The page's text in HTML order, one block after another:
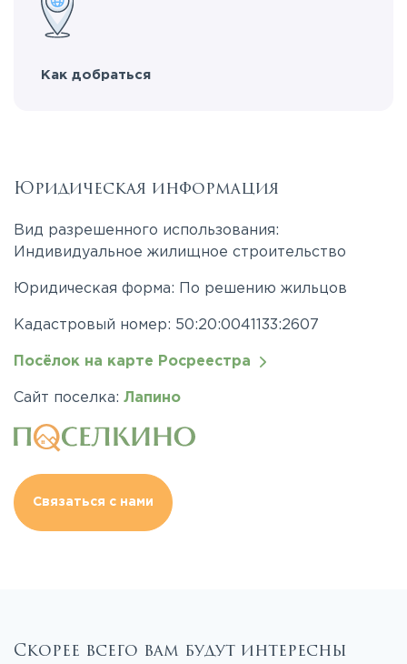
Как добраться
Юридическая информация
Вид разрешенного использования:
Индивидуальное жилищное строительство
Юридическая форма: По решению жильцов
Кадастровый номер: 50:20:0041133:2607
Посёлок на карте Росреестра
Сайт поселка: Лапино
Связаться с нами
Скорее всего вам будут интересны